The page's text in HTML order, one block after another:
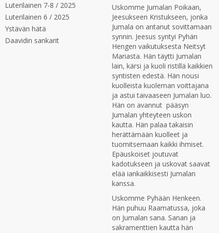
Luterilainen 7-8 / 2025
Luterilainen 6 / 2025
Ystävän hätä
Daavidin sankarit
Uskomme Jumalan Poikaan,
Jeesukseen Kristukseen, jonka
Jumala on antanut sovittamaan
synnin. Jeesus syntyi Pyhän
Hengen vaikutuksesta Neitsyt
Mariasta. Hän täytti Jumalan
lain, kärsi ja kuoli ristillä kaikkien
syntisten edestä. Hän nousi
kuolleista kuoleman voittajana
ja astui taivaaseen Jumalan luo.
Hän on avannut pääsyn
Jumalan yhteyteen uskon
kautta. Hän palaa takaisin
herättämään kuolleet ja
tuomitsemaan kaikki ihmiset.
Epäuskoiset joutuvat
kadotukseen ja uskovat saavat
elää iankaikkisesti Jumalan
kanssa.
Uskomme Pyhään Henkeen.
Hän puhuu Raamatussa, joka
on Jumalan sana. Sanan ja
sakramenttien kautta hän